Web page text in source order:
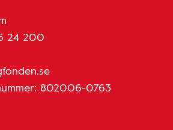
24 200
802006-0763